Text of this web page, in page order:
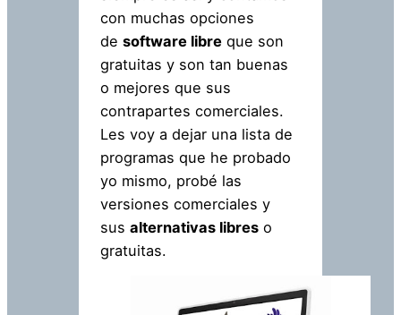
con muchas opciones
de software libre que son
gratuitas y son tan buenas
o mejores que sus
contrapartes comerciales.
Les voy a dejar una lista de
programas que he probado
yo mismo, probé las
versiones comerciales y
sus alternativas libres o
gratuitas.